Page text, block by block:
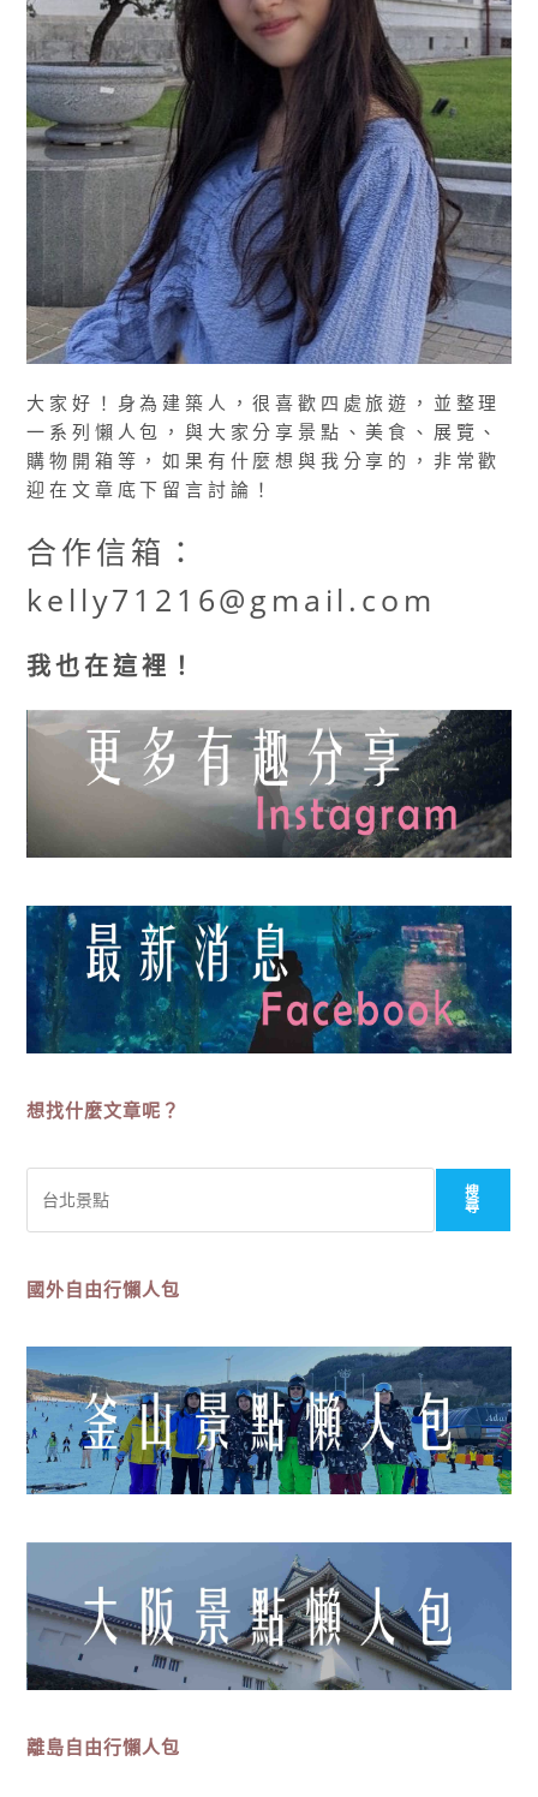
廳〉
中
大家好！身為建築人，很喜歡四處旅遊，並整理
一系列懶人包，與大家分享景點、美食、展覽、
購物開箱等，如果有什麼想與我分享的，非常歡
迎在文章底下留言討論！
合作信箱：
kelly71216@gmail.com
我也在這裡！
想找什麼文章呢？
尋
搜
尋
國外自由行懶人包
離島自由行懶人包